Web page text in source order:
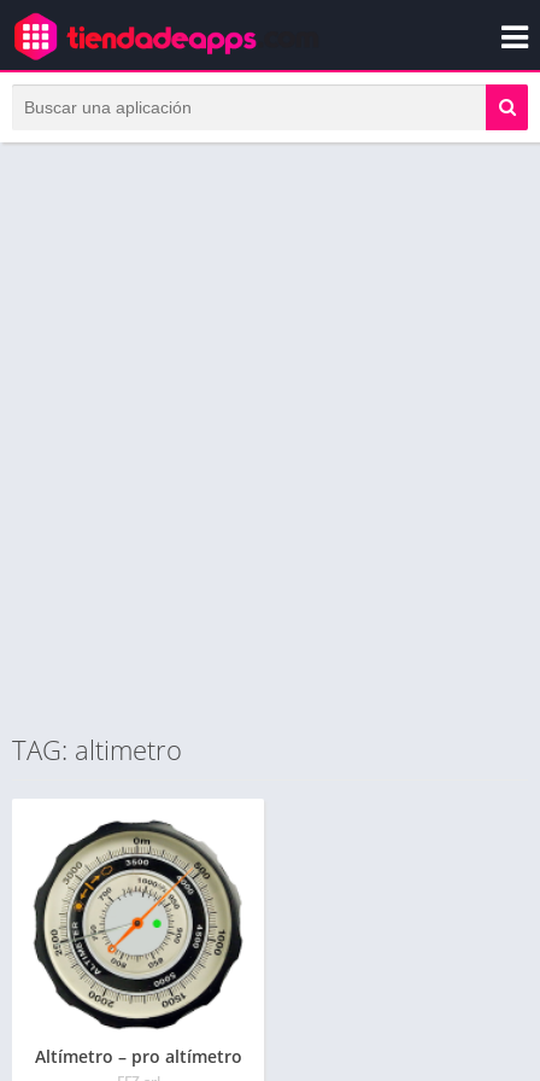
TAG: altimetro
Altímetro – pro altímetro